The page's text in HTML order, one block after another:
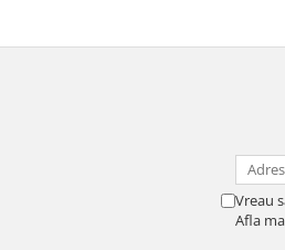
Vreau
Afla